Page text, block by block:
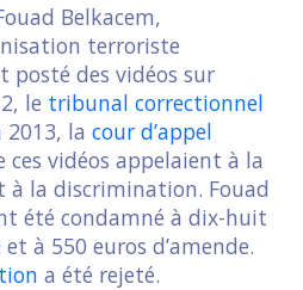
Belkacem,
terroriste
posté des vidéos sur
le tribunal correctionnel
2013, la cour d’appel
ces vidéos appelaient à la
à la discrimination. Fouad
été condamné à dix-huit
à 550 euros d’amende.
a été rejeté.